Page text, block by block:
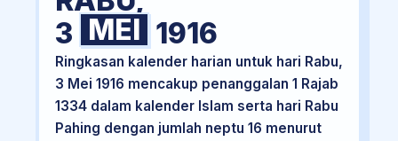
3 MEI 1916
Ringkasan kalender harian untuk hari Rabu,
3 Mei 1916 mencakup penanggalan 1 Rajab
1334 dalam kalender Islam serta hari Rabu
Pahing dengan jumlah neptu 16 menurut